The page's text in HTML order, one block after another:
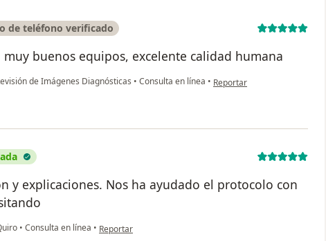
de teléfono verificado
muy buenos equipos, excelente calidad humana
de Imágenes Diagnósticas • Consulta en línea • en opinión del usuario Carmen
Reportar
y explicaciones. Nos ha ayudado el protocolo con
• Consulta en línea • en opinión del usuario Olga
Reportar